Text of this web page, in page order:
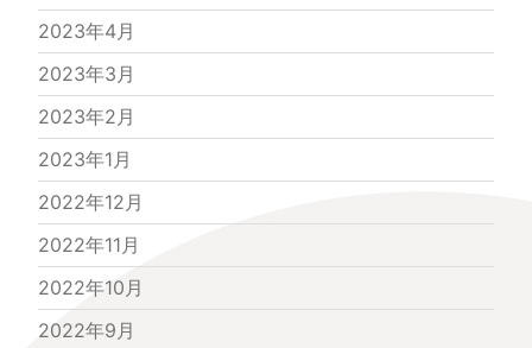
2023年4月
2023年3月
2023年2月
2023年1月
2022年12月
2022年11月
2022年10月
2022年9月